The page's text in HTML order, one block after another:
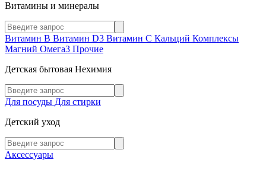
Витамины и минералы
Витамин В Витамин D3 Витамин С Кальций Комплексы
Магний Омега3 Прочие
Детская бытовая Нехимия
Для посуды Для стирки
Детский уход
Аксессуары